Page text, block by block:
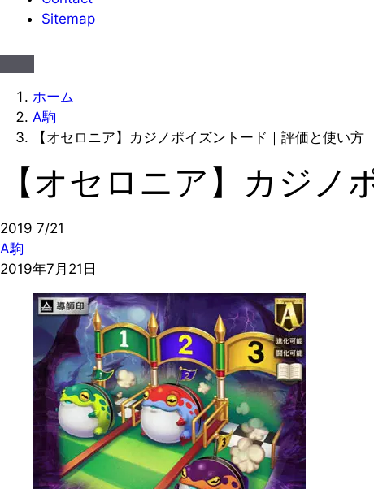
Sitemap
ホーム
A駒
【オセロニア】カジノポイズントード｜評価と使い方
【オセロニア】カジ
2019 7/21
A駒
2019年7月21日